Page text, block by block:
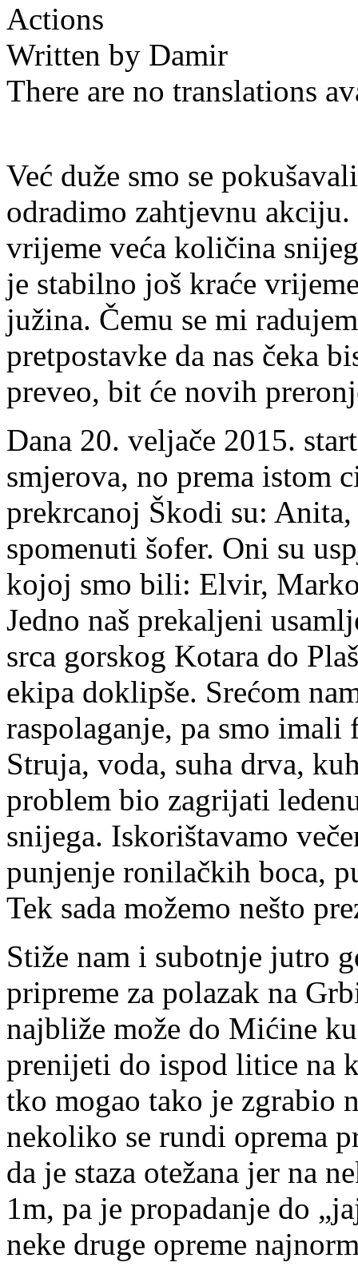
Actions
Written by Damir
There are no translations
Već duže smo se
odradimo zahtjevnu
vrijeme veća količina
je stabilno još kraće
južina. Čemu se mi
pretpostavke da nas čeka
preveo, bit će novih
Dana 20. veljače 2015.
smjerova, no prema istom
prekrcanoj Škodi su:
spomenuti šofer. Oni su
kojoj smo bili: Elvir,
Jedno naš prekaljeni
srca gorskog Kotara do
ekipa doklipše. Srećom
raspolaganje, pa smo
Struja, voda, suha drva,
problem bio zagrijati
snijega. Iskorištavamo
punjenje ronilačkih boca,
Tek sada možemo nešto
Stiže nam i subotnje jutro
pripreme za polazak na
najbliže može do Mićine
prenijeti do ispod litice na
tko mogao tako je zgrabio
nekoliko se rundi oprema
da je staza otežana jer na
1m, pa je propadanje do
neke druge opreme